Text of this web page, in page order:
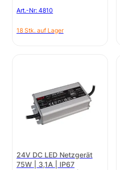
Art.-Nr: 4810
18 Stk. auf Lager
24V DC LED Netzgerät
75W | 3,1A | IP67